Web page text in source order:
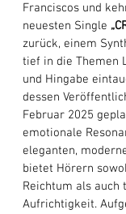
Franciscos und
neuesten Single
zurück, einem
tief in die Themen
und Hingabe
dessen
Februar 2025
emotionale
eleganten,
bietet Hörern
Reichtum als auch
Aufrichtigkeit.